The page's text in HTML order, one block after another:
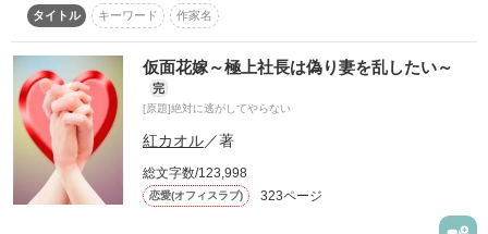
＊＊＊
勘違いご夫妻の身ごもりラブコメ。
中編です。
2021.10.12〜10.14
作品を読む
6月15日マカロン文庫さまから発売されます
連載時より応援していただいた読者さま、
ありがとうございます！
文庫版では大幅に改稿し
番外編も書き下ろしておりますため
ぜひそちらもよろしくお願いします💕
。
タイトル
キーワード 作家名
仮面花嫁～極上社長は偽り妻を乱したい～
完
[原題]絶対に逃がしてやらない
紅カオル／著
総文字数/123,998
恋愛(オフィスラブ) 323ページ